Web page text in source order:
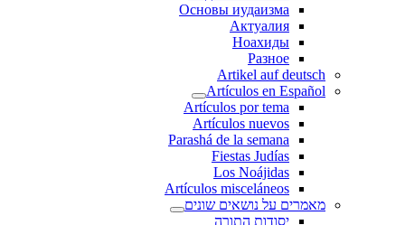
Основы иудаизма
Актуалия
Ноахиды
Разное
Artikel auf deutsch
Artículos en Español
Artículos por tema
Artículos nuevos
Parashá de la semana
Fiestas Judías
Los Noájidas
Artículos misceláneos
מאמרים על נושאים שונים
יסודות התורה